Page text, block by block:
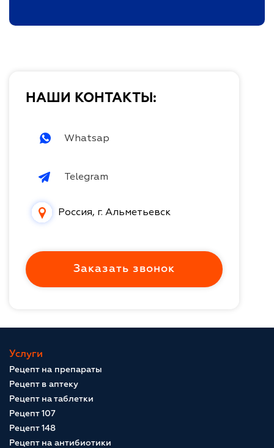
НАШИ КОНТАКТЫ:
Whatsap
Telegram
Россия, г. Альметьевск
Заказать звонок
Услуги
Рецепт на препараты
Рецепт в аптеку
Рецепт на таблетки
Рецепт 107
Рецепт 148
Рецепт на антибиотики